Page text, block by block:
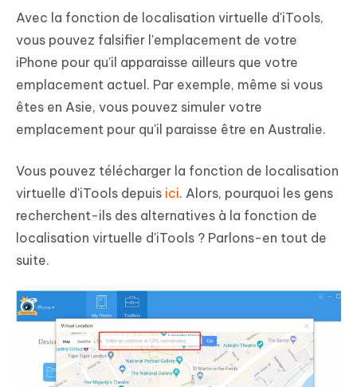
Avec la fonction de localisation virtuelle d'iTools,
vous pouvez falsifier l'emplacement de votre
iPhone pour qu'il apparaisse ailleurs que votre
emplacement actuel. Par exemple, même si vous
êtes en Asie, vous pouvez simuler votre
emplacement pour qu'il paraisse être en Australie.
Vous pouvez télécharger la fonction de localisation
virtuelle d'iTools depuis ici. Alors, pourquoi les gens
recherchent-ils des alternatives à la fonction de
localisation virtuelle d'iTools ? Parlons-en tout de
suite.